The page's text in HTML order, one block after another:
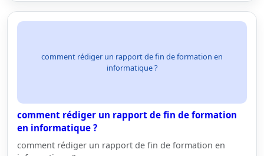
comment rédiger un rapport de fin de formation en
informatique ?
comment rédiger un rapport de fin de formation
en informatique ?
comment rédiger un rapport de fin de formation en